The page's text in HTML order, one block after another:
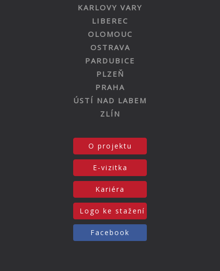
KARLOVY VARY
LIBEREC
OLOMOUC
OSTRAVA
PARDUBICE
PLZEŇ
PRAHA
ÚSTÍ NAD LABEM
ZLÍN
O projektu
E-vizitka
Kariéra
Logo ke stažení
Facebook